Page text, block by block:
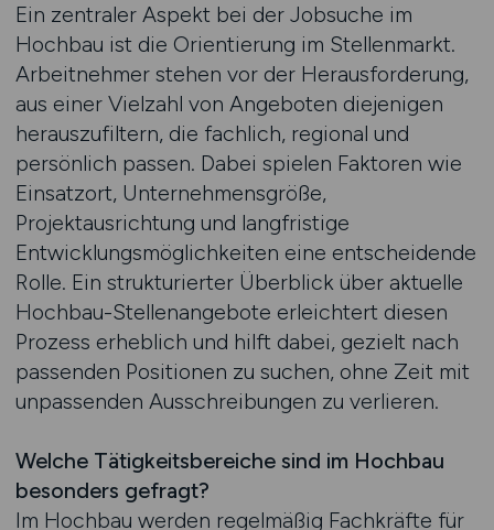
Ein zentraler Aspekt bei der Jobsuche im
Hochbau ist die Orientierung im Stellenmarkt.
Arbeitnehmer stehen vor der Herausforderung,
aus einer Vielzahl von Angeboten diejenigen
herauszufiltern, die fachlich, regional und
persönlich passen. Dabei spielen Faktoren wie
Einsatzort, Unternehmensgröße,
Projektausrichtung und langfristige
Entwicklungsmöglichkeiten eine entscheidende
Rolle. Ein strukturierter Überblick über aktuelle
Hochbau-Stellenangebote erleichtert diesen
Prozess erheblich und hilft dabei, gezielt nach
passenden Positionen zu suchen, ohne Zeit mit
unpassenden Ausschreibungen zu verlieren.
Welche Tätigkeitsbereiche sind im Hochbau
besonders gefragt?
Im Hochbau werden regelmäßig Fachkräfte für